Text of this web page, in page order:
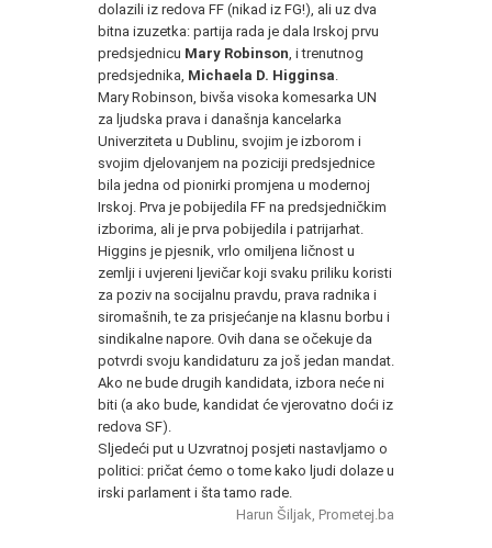
dolazili iz redova FF (nikad iz FG!), ali uz dva
bitna izuzetka: partija rada je dala Irskoj prvu
predsjednicu Mary Robinson , i trenutnog
predsjednika, Michaela D. Higginsa
Mary Robinson, bivša visoka komesarka UN
za ljudska prava i današnja kancelarka
Univerziteta u Dublinu, svojim je izborom i
svojim djelovanjem na poziciji predsjednice
bila jedna od pionirki promjena u modernoj
Irskoj. Prva je pobijedila FF na predsjedničkim
izborima, ali je prva pobijedila i patrijarhat.
Higgins je pjesnik, vrlo omiljena ličnost u
zemlji i uvjereni ljevičar koji svaku priliku koristi
za poziv na socijalnu pravdu, prava radnika i
siromašnih, te za prisjećanje na klasnu borbu i
sindikalne napore. Ovih dana se očekuje da
potvrdi svoju kandidaturu za još jedan mandat.
Ako ne bude drugih kandidata, izbora neće ni
biti (a ako bude, kandidat će vjerovatno doći iz
redova SF).
Sljedeći put u Uzvratnoj posjeti nastavljamo o
politici: pričat ćemo o tome kako ljudi dolaze u
irski parlament i šta tamo rade.
Harun Šiljak, Prometej.ba